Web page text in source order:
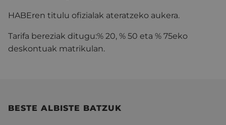
HABEren titulu ofizialak ateratzeko aukera.
Tarifa bereziak ditugu:% 20, % 50 eta % 75eko
deskontuak matrikulan.
BESTE ALBISTE BATZUK